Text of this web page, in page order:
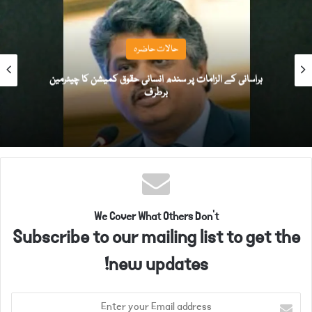
حالات حاضرہ
ہراسانی کے الزامات پر سندھ انسانی حقوق کمیشن کا چیئرمین
برطرف
We Cover What Others Don't
Subscribe to our mailing list to get the
new updates!